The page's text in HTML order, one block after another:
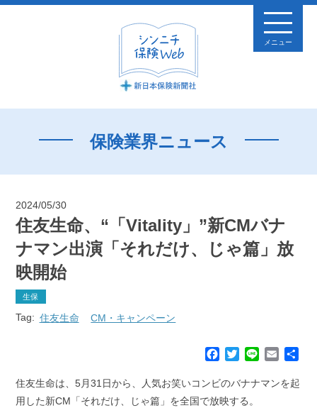
メニュー
保険業界ニュース
2024/05/30
住友生命、“「Vitality」”新CMバナ
ナマン出演「それだけ、じゃ篇」放
映開始
生保
Tag: 住友生命 CM・キャンペーン
c
e
T
i
t
n
E
a
住友生命は、5月31日から、人気お笑いコンビのバナナマンを起
用した新CM「それだけ、じゃ篇」を全国で放映する。